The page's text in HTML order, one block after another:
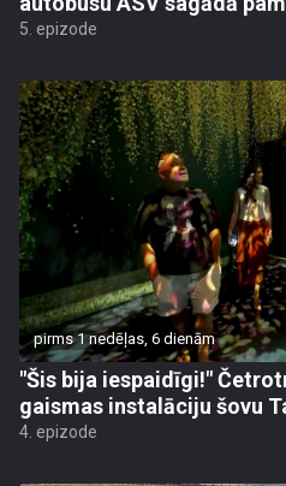
5. epizode
pirms 1 nedēļas, 6 dienām
"Šis bija iespaidīgi!"
gaismas instalāciju šovu
4. epizode